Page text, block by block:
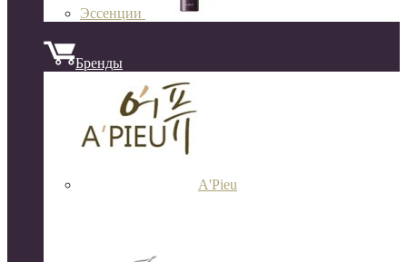
Эссенции
Бренды
A'Pieu